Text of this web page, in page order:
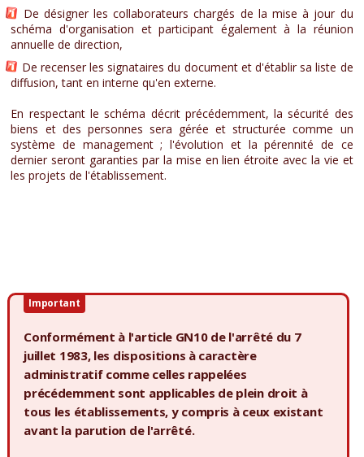
De désigner les collaborateurs chargés de la mise à jour du
schéma d'organisation et participant également à la réunion
annuelle de direction,
De recenser les signataires du document et d'établir sa liste de
diffusion, tant en interne qu'en externe.
En respectant le schéma décrit précédemment, la sécurité des
biens et des personnes sera gérée et structurée comme un
système de management ; l'évolution et la pérennité de ce
dernier seront garanties par la mise en lien étroite avec la vie et
les projets de l'établissement.
Important
Conformément à l'article GN10 de l'arrêté du 7
juillet 1983, les dispositions à caractère
administratif comme celles rappelées
précédemment sont applicables de plein droit à
tous les établissements, y compris à ceux existant
avant la parution de l'arrêté.